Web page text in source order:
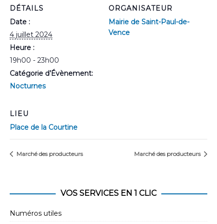
DÉTAILS
Date :
4 juillet 2024
Heure :
19h00 - 23h00
Catégorie d’Évènement:
Nocturnes
ORGANISATEUR
Mairie de Saint-Paul-de-
Vence
LIEU
Place de la Courtine
Marché des producteurs Marché des producteurs
VOS SERVICES EN 1 CLIC
Numéros utiles